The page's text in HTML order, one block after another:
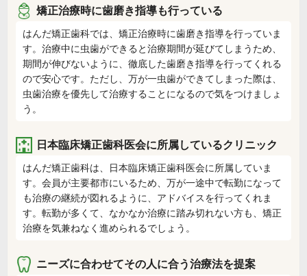
矯正治療時に歯磨き指導も行っている
はんだ矯正歯科では、矯正治療時に歯磨き指導を行っていま
す。治療中に虫歯ができると治療期間が延びてしまうため、
期間が伸びないように、徹底した歯磨き指導を行ってくれる
ので安心です。ただし、万が一虫歯ができてしまった際は、
虫歯治療を優先して治療することになるので気をつけましょ
う。
日本臨床矯正歯科医会に所属しているクリニック
はんだ矯正歯科は、日本臨床矯正歯科医会に所属していま
す。会員が主要都市にいるため、万が一途中で転勤になって
も治療の継続が図れるように、アドバイスを行ってくれま
す。転勤が多くて、なかなか治療に踏み切れない方も、矯正
治療を気兼ねなく進められるでしょう。
ニーズに合わせてその人に合う治療法を提案